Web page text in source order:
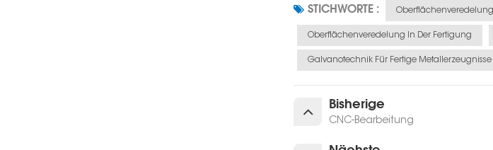
STICHWORTE :
Oberflächenveredelung In Der Fertigung
Galvanotechnik Für Fertige Metallerzeugnisse
Bisherige
CNC-Bearbeitung